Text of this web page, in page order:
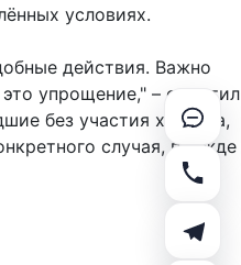
условиях.
действия. Важно
упрощение," – отметил
без участия хозяина,
случая, прежде